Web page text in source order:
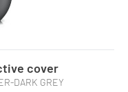
cover
DARK GREY